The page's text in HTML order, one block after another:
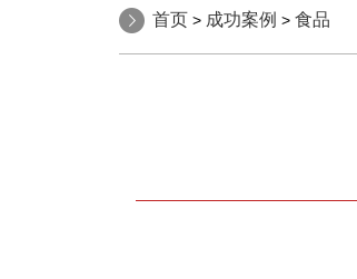
首页 > 成功案例 > 食品